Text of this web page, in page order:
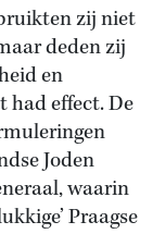
zij niet
deden zij
en
had effect. De
Joden
waarin
Praagse